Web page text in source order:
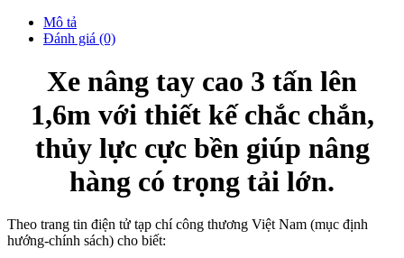
Mô tả
Đánh giá (0)
Xe nâng tay cao 3 tấn lên
1,6m với thiết kế chắc chắn,
thủy lực cực bền giúp nâng
hàng có trọng tải lớn.
Theo trang tin điện tử tạp chí công thương Việt Nam (mục định
hướng-chính sách) cho biết: